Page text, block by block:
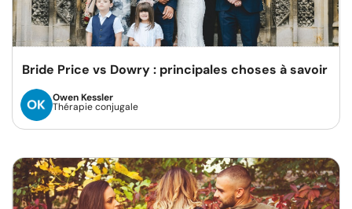
Bride Price vs Dowry : principales choses à savoir
Owen Kessler
Thérapie conjugale